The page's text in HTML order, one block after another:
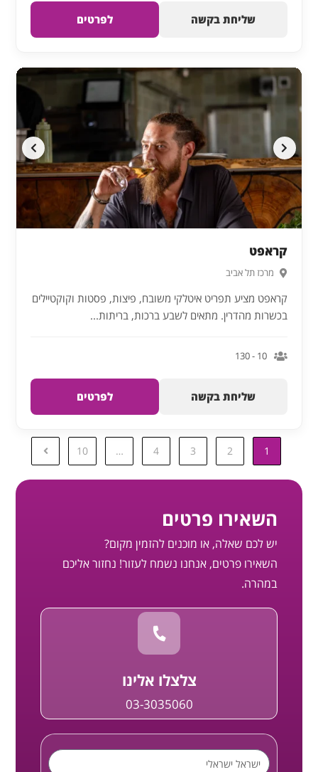
שליחת בקשה לפרטים
קראפט
מרכז תל אביב
קראפט מציע תפריט איטלקי משובח, פיצות, פסטות וקוקטיילים
בכשרות מהדרין. מתאים לשבע ברכות, בריתות...
10 - 130
שליחת בקשה לפרטים
1
2
3
4
…
10
השאירו פרטים
יש לכם שאלה, או מוכנים להזמין מקום?
השאירו פרטים, אנחנו נשמח לעזור! נחזור אליכם
במהרה.
צלצלו אלינו
03-3035060